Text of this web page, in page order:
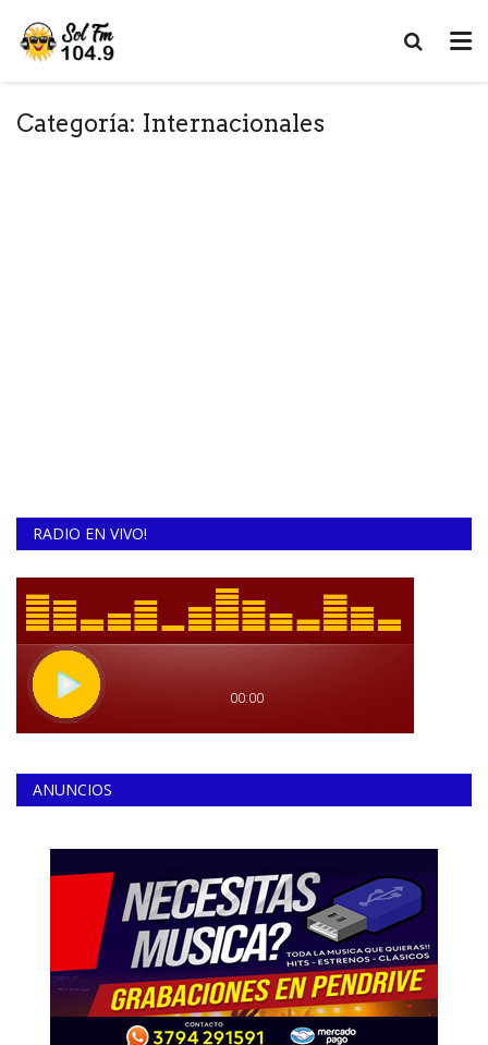
Categoría: Internacionales
RADIO EN VIVO!
ANUNCIOS